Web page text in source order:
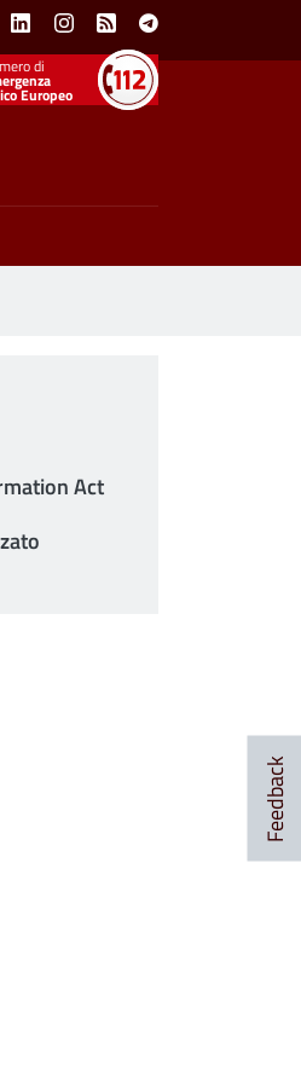
LinkedinInstagram
Feed Telegram
Europeo
Act
Feedback